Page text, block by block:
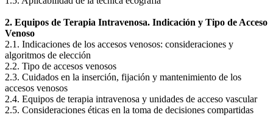
2. Equipos de Terapia Intravenosa. Indicación y Tipo de Acceso
Venoso
2.1. Indicaciones de los accesos venosos: consideraciones y
algoritmos de elección
2.2. Tipo de accesos venosos
2.3. Cuidados en la inserción, fijación y mantenimiento de los
accesos venosos
2.4. Equipos de terapia intravenosa y unidades de acceso vascular
2.5. Consideraciones éticas en la toma de decisiones compartidas